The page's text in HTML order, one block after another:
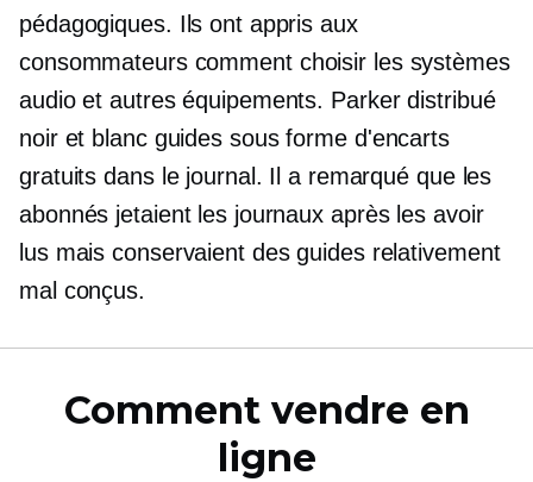
pédagogiques. Ils ont appris aux
consommateurs comment choisir les systèmes
audio et autres équipements. Parker distribué
noir et blancguides sous forme d'encarts
gratuits dans le journal. Il a remarqué que les
abonnés jetaient les journaux après les avoir
lus mais conservaient des guides relativement
mal conçus.
Comment vendre en
ligne